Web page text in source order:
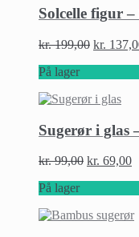
Solcelle figur
kr.199,00 kr.
På lager
Sugerør i glas
kr.99,00 kr. 69,00
På lager